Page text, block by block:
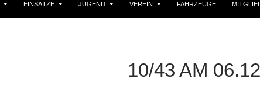
EINSÄTZE JUGEND VEREIN FAHRZEUGE
10/43 AM